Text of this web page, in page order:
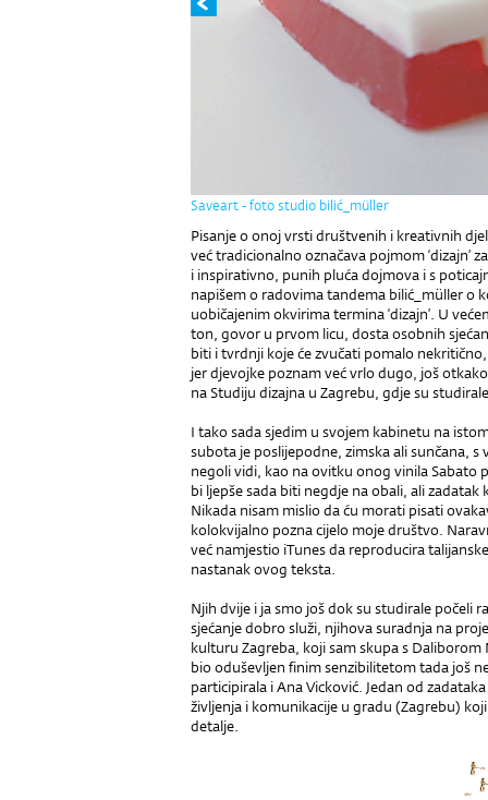
Saveart - foto studio bilić_müller
Pisanje o onoj vrsti društvenih i kreativnih
već tradicionalno označava pojmom ‘dizajn’
i inspirativno, punih pluća dojmova i s
napišem o radovima tandema bilić_müller o
uobičajenim okvirima termina ‘dizajn’. U
ton, govor u prvom licu, dosta osobnih
biti i tvrdnji koje će zvučati pomalo
jer djevojke poznam već vrlo dugo, još
na Studiju dizajna u Zagrebu, gdje su
I tako sada sjedim u svojem kabinetu na
subota je poslijepodne, zimska ali sunčana, s
negoli vidi, kao na ovitku onog vinila Sabato
bi ljepše sada biti negdje na obali, ali
Nikada nisam mislio da ću morati pisati
kolokvijalno pozna cijelo moje društvo.
već namjestio iTunes da reproducira
nastanak ovog teksta.
Njih dvije i ja smo još dok su studirale počeli
sjećanje dobro služi, njihova suradnja na
kulturu Zagreba, koji sam skupa s
bio oduševljen finim senzibilitetom tada još
participirala i Ana Vicković. Jedan od
življenja i komunikacije u gradu (Zagrebu)
detalje.